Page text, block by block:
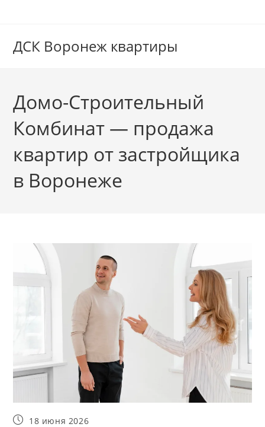
ДСК Воронеж квартиры
Домо-Строительный
Комбинат — продажа
квартир от застройщика
в Воронеже
Запись18 июня 2026